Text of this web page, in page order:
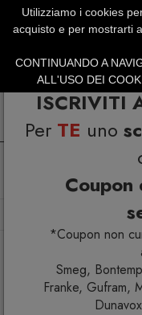
ISCRIVITI
Per TE uno
Coupon
*Coupon non
Smeg,
Franke, Gufram,
SUMMER
Arredo
Utilizziamo i cookies
acquisto e per mostrarti
CONTINUANDO A
ALL'USO DEI